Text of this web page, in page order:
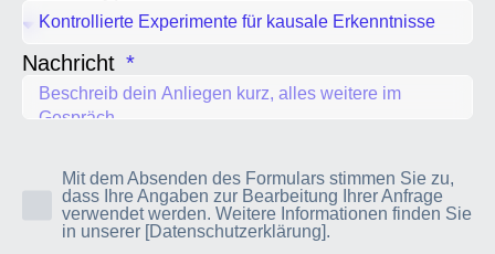
Nachricht
Mit dem Absenden des Formulars stimmen Sie zu,
dass Ihre Angaben zur Bearbeitung Ihrer Anfrage
verwendet werden. Weitere Informationen finden Sie
in unserer [Datenschutzerklärung].